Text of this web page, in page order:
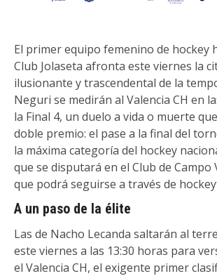
El primer equipo femenino de hockey
Club Jolaseta afronta este viernes la
ilusionante y trascendental de la
Neguri se medirán al Valencia CH en
la Final 4, un duelo a vida o muerte
doble premio: el pase a la final del
la máxima categoría del hockey
que se disputará en el Club de Campo
que podrá seguirse a través de
A un paso de la élite
Las de Nacho Lecanda saltarán al
este viernes a las 13:30 horas para
el Valencia CH, el exigente primer